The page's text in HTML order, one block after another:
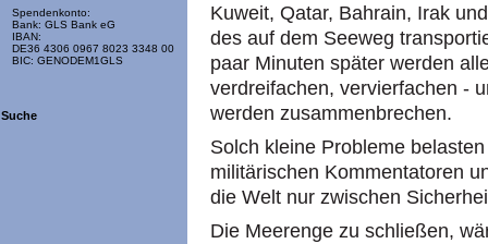
Spendenkonto:
Bank: GLS Bank eG
IBAN:
DE36 4306 0967 8023 3348 00
BIC: GENODEM1GLS
Suche
Kuweit, Qatar, Bahrain, Irak
des auf dem Seeweg
paar Minuten später werden
verdreifachen, vervierfachen -
werden zusammenbrechen.
Solch kleine Probleme
militärischen Kommentatoren
die Welt nur zwischen
Die Meerenge zu schließen,